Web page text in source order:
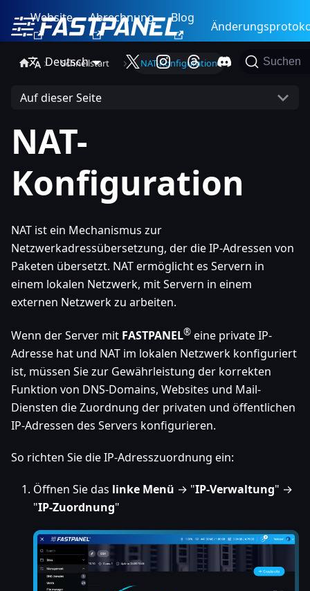
Website Abrechnung Blog
Deutsch Suchen
Schnellstart NAT-Konfiguration
Auf dieser Seite
NAT-
Konfiguration
NAT ist ein Mechanismus zur
Netzwerkadressübersetzung, der die IP-Adressen von
Paketen übersetzt. NAT ermöglicht es Servern in
einem lokalen Netzwerk, mit Servern in einem
externen Netzwerk zu arbeiten.
Wenn der Server mit FASTPANEL® eine private IP-
Adresse hat und NAT im lokalen Netzwerk konfiguriert
ist, müssen Sie zur Gewährleistung der korrekten
Funktion von DNS-Domains, Websites und Mail-
Diensten die Zuordnung der privaten und öffentlichen
IP-Adressen des Servers konfigurieren.
So richten Sie die IP-Adresszuordnung ein:
Öffnen Sie das linke Menü → "IP-Verwaltung" →
"IP-Zuordnung"